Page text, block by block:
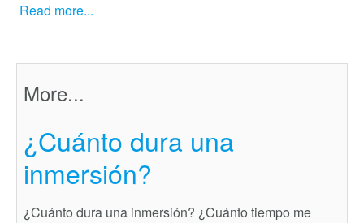
Read more...
More...
¿Cuánto dura una
inmersión?
¿Cuánto dura una inmersión? ¿Cuánto tiempo me